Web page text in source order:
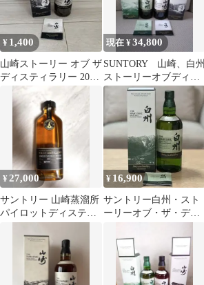
¥ 1,400
山崎ストーリー オブ ザ
ディスティラリー 2024
空瓶 空箱
現在 ¥34,800
SUNTORY 山崎、白州
ストーリーオブディス
ティラリー2024
¥27,000
サントリー 山崎蒸溜所
パイロットディスティ
¥ 16,900
サントリー白州・スト
ーリーオブ・ザ・ディ
未開栓・箱付